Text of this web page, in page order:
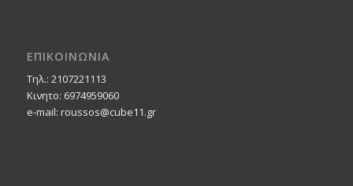
ΕΠΙΚΟΙΝΩΝΙΑ
Τηλ.: 2107221113
Κινητο: 6974959060
e-mail: roussos@cube11.gr